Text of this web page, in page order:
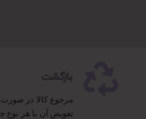
بازگشت
مرجوع کالا در
تعویض آن با هر نوع